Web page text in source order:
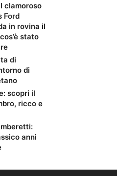
clamoroso
Ford
in rovina il
stato
di
di
scopri il
ricco e
anni